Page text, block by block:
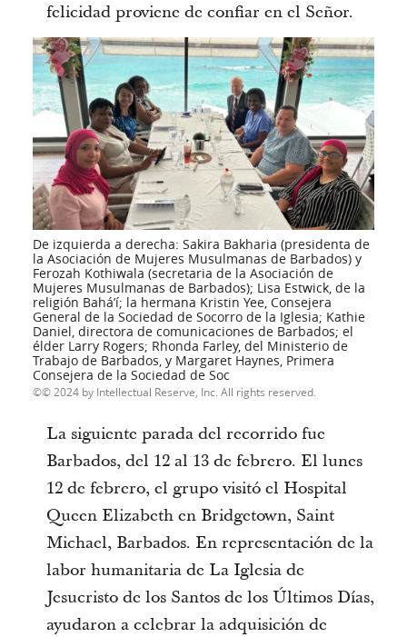
felicidad proviene de confiar en el Señor.
De izquierda a derecha: Sakira Bakharia (presidenta de
la Asociación de Mujeres Musulmanas de Barbados) y
Ferozah Kothiwala (secretaria de la Asociación de
Mujeres Musulmanas de Barbados); Lisa Estwick, de la
religión Baháʼí; la hermana Kristin Yee, Consejera
General de la Sociedad de Socorro de la Iglesia; Kathie
Daniel, directora de comunicaciones de Barbados; el
élder Larry Rogers; Rhonda Farley, del Ministerio de
Trabajo de Barbados, y Margaret Haynes, Primera
Consejera de la Sociedad de Soc
© 2024 by Intellectual Reserve, Inc. All rights reserved.
La siguiente parada del recorrido fue
Barbados, del 12 al 13 de febrero. El lunes
12 de febrero, el grupo visitó el Hospital
Queen Elizabeth en Bridgetown, Saint
Michael, Barbados. En representación de la
labor humanitaria de La Iglesia de
Jesucristo de los Santos de los Últimos Días,
ayudaron a celebrar la adquisición de